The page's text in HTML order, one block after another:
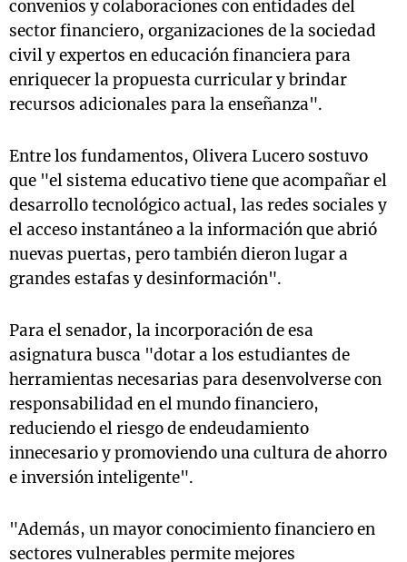
convenios y colaboraciones con entidades del
sector financiero, organizaciones de la sociedad
civil y expertos en educación financiera para
enriquecer la propuesta curricular y brindar
recursos adicionales para la enseñanza".
Entre los fundamentos, Olivera Lucero sostuvo
que "el sistema educativo tiene que acompañar el
desarrollo tecnológico actual, las redes sociales y
el acceso instantáneo a la información que abrió
nuevas puertas, pero también dieron lugar a
grandes estafas y desinformación".
Para el senador, la incorporación de esa
asignatura busca "dotar a los estudiantes de
herramientas necesarias para desenvolverse con
responsabilidad en el mundo financiero,
reduciendo el riesgo de endeudamiento
innecesario y promoviendo una cultura de ahorro
e inversión inteligente".
"Además, un mayor conocimiento financiero en
sectores vulnerables permite mejores